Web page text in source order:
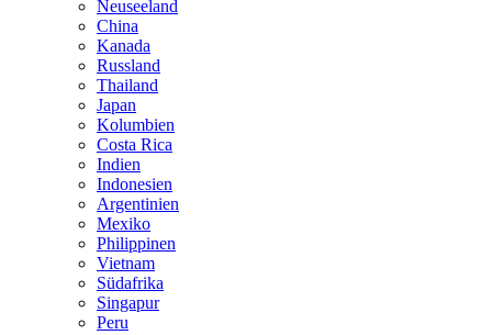
Neuseeland
China
Kanada
Russland
Thailand
Japan
Kolumbien
Costa Rica
Indien
Indonesien
Argentinien
Mexiko
Philippinen
Vietnam
Südafrika
Singapur
Peru